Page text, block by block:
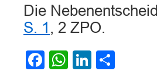
Die
S. 1 , 2 ZPO.
Facebook
WhatsApp
LinkedIn